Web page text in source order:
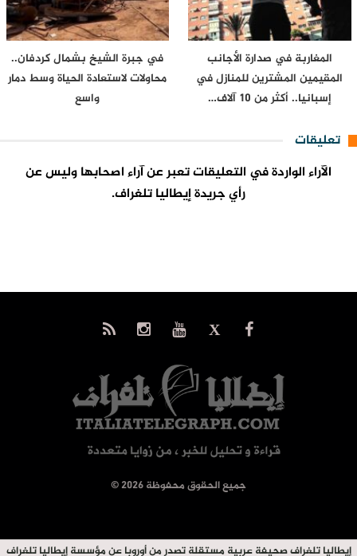
المغاربة في صدارة الأجانب
المقيمين المشترين للمنازل في
إسبانيا.. أكثر من 10 آلاف…
في جبرة الشيخ بشمال كردفان..
محاولات لاستعادة الحياة وسط دمار
واسع
تعليقات
الآراء الواردة في التعليقات تعبر عن آراء اصحابها وليس عن
رأي جريدة إيطاليا تلغراف.
© جميع الحقوق محفوظة 2026
إيطاليا تلغراف صحيفة عربية مستقلة تصدر من أوروبا عن مؤسسة إيطاليا تلغراف